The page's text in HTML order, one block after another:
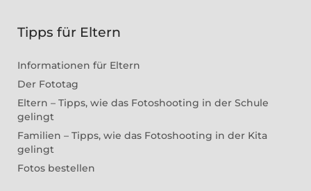
Tipps für Eltern
Informationen für Eltern
Der Fototag
Eltern – Tipps, wie das Fotoshooting in der Schule
gelingt
Familien – Tipps, wie das Fotoshooting in der Kita
gelingt
Fotos bestellen